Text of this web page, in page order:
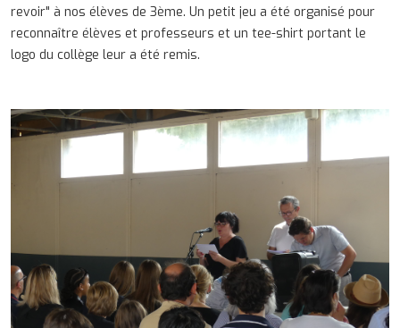
revoir" à nos élèves de 3ème. Un petit jeu a été organisé pour
reconnaître élèves et professeurs et un tee-shirt portant le
logo du collège leur a été remis.